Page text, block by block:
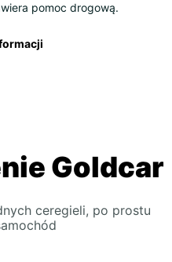
pomoc drogową.
Goldcar
ceregieli, po prostu